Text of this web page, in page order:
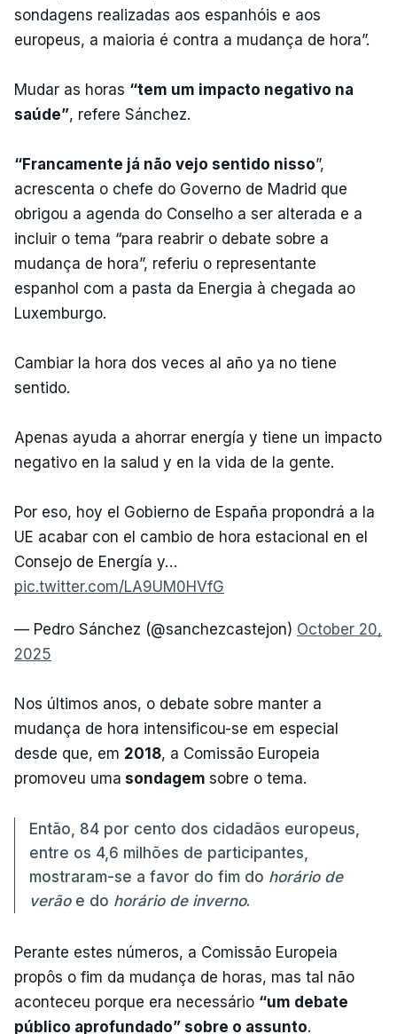
sondagens realizadas aos espanhóis e aos
europeus, a maioria é contra a mudança de hora”.
Mudar as horas “tem um impacto negativo na
saúde”, refere Sánchez.
“Francamente já não vejo sentido nisso”,
acrescenta o chefe do Governo de Madrid que
obrigou a agenda do Conselho a ser alterada e a
incluir o tema “para reabrir o debate sobre a
mudança de hora”, referiu o representante
espanhol com a pasta da Energia à chegada ao
Luxemburgo.
Cambiar la hora dos veces al año ya no tiene
sentido.
Apenas ayuda a ahorrar energía y tiene un impacto
negativo en la salud y en la vida de la gente.
Por eso, hoy el Gobierno de España propondrá a la
UE acabar con el cambio de hora estacional en el
Consejo de Energía y…
pic.twitter.com/LA9UM0HVfG
— Pedro Sánchez (@sanchezcastejon) October 20,
2025
Nos últimos anos, o debate sobre manter a
mudança de hora intensificou-se em especial
desde que, em 2018, a Comissão Europeia
promoveu uma sondagem sobre o tema.
Então, 84 por cento dos cidadãos europeus,
entre os 4,6 milhões de participantes,
mostraram-se a favor do fim do horário de
verãoe do horário de inverno.
Perante estes números, a Comissão Europeia
propôs o fim da mudança de horas, mas tal não
aconteceu porque era necessário “um debate
público aprofundado” sobre o assunto.